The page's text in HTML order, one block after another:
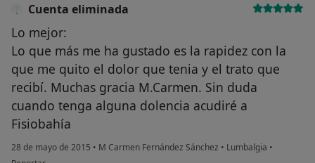
Cuenta eliminada
Lo mejor:
Lo que más me ha gustado es la rapidez con la
que me quito el dolor que tenia y el trato que
recibí. Muchas gracia M.Carmen. Sin duda
cuando tenga alguna dolencia acudiré a
Fisiobahía
28 de mayo de 2015 • M Carmen Fernández Sánchez • Lumbalgia •
en opinión del usuario Cuenta eliminada